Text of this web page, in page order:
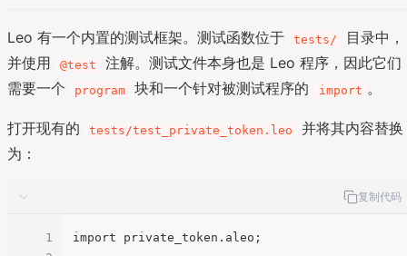
Leo 有一个内置的测试框架。测试函数位于 tests/
目录中，
并使用
@test
注解。测试文件本身也是 Leo 程序，因此它们
需要一个
program 块和一个针对被测试程序的 import 。
打开现有的 tests/test_private_token.leo
并将其内容替换
为：
复制代码
1
import private_token.aleo;